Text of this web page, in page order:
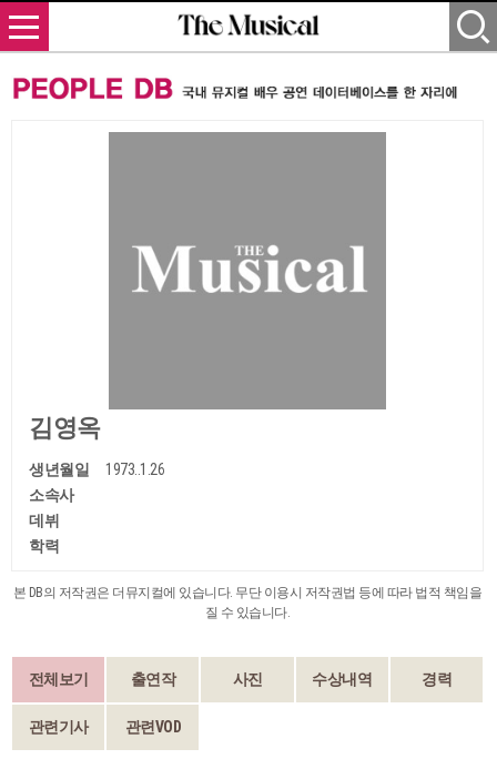
김영옥
생년월일
1973..1.26
소속사
데뷔
학력
본 DB의 저작권은 더뮤지컬에 있습니다. 무단 이용시 저작권법 등에 따라 법적 책임을
질 수 있습니다.
전체보기 출연작 사진 수상내역 경력
관련기사 관련VOD